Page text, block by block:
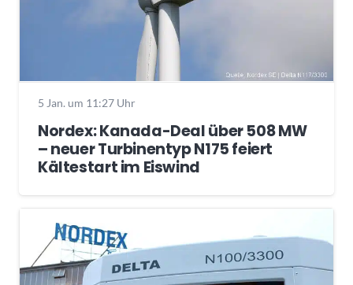
5 Jan. um 11:27 Uhr
Nordex: Kanada-Deal über 508 MW
– neuer Turbinentyp N175 feiert
Kältestart im Eiswind